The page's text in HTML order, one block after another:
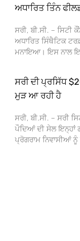
ਅਧਾਰਿਤ ਤਿੰਨ
ਸਰੀ, ਬੀ.ਸੀ. – ਸਿਟੀ
ਅਧਾਰਿਤ ਸਿੰਥੈਟਿਕ
ਮਨਾਇਆ। ਇਸ ਨਾਲ
ਸਰੀ ਦੀ ਪ੍ਰਸਿੱਧ
ਮੁੜ ਆ ਰਹੀ ਹੈ
ਸਰੀ, ਬੀ.ਸੀ. – ਸਰੀ
ਪੌਦਿਆਂ ਦੀ ਸੇਲ ਇਨ੍ਹਾਂ
ਪ੍ਰੋਗਰਾਮ ਨਿਵਾਸੀਆਂ